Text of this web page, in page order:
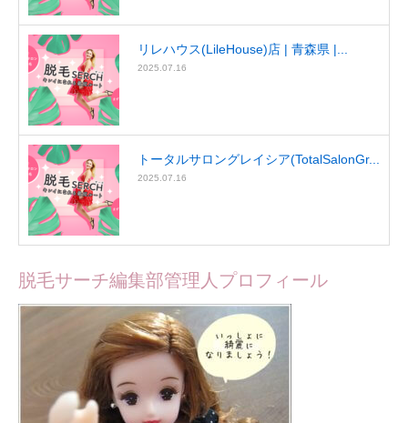
リレハウス(LileHouse)店 | 青森県 |...
2025.07.16
トータルサロングレイシア(TotalSalonGr...
2025.07.16
脱毛サーチ編集部管理人プロフィール